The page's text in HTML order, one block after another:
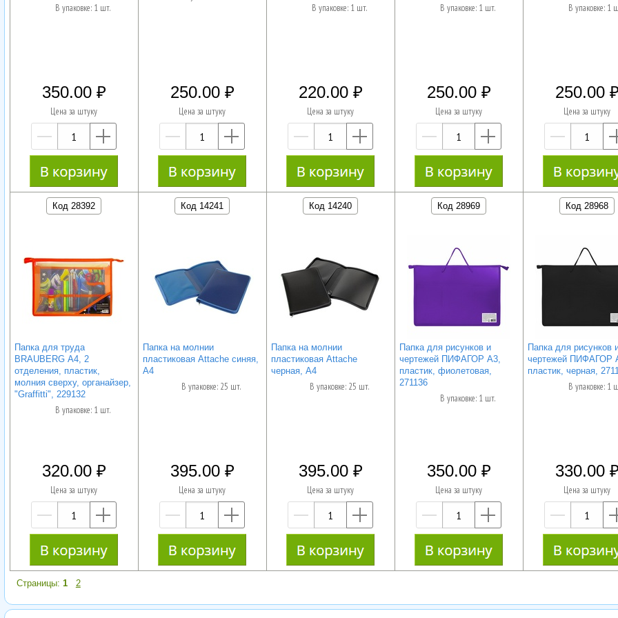
В упаковке: 1 шт.
350.00
Цена за штуку
—
250.00
Цена за штуку
—
В упаковке: 1 шт.
220.00
Цена за штуку
—
В упаковке: 1 шт.
250.00
Цена за штуку
—
В упаковке: 1
250.00
Цена за штуку
—
Код 28392
Папка для труда
BRAUBERG А4, 2
отделения, пластик,
молния сверху, органайзер,
"Graffitti", 229132
В упаковке: 1 шт.
320.00
Цена за штуку
—
Код 14241
Папка на молнии
пластиковая Attache синяя,
А4
В упаковке: 25 шт.
395.00
Цена за штуку
—
Код 14240
Папка на молнии
пластиковая Attache
черная, А4
В упаковке: 25 шт.
395.00
Цена за штуку
—
Код 28969
Папка для рисунков и
чертежей ПИФАГОР А3,
пластик, фиолетовая,
271136
В упаковке: 1 шт.
350.00
Цена за штуку
—
Код 28968
Папка для рисунков
чертежей ПИФАГОР
пластик, черная,
В упаковке: 1
330.00
Цена за штуку
—
Страницы: 1 2